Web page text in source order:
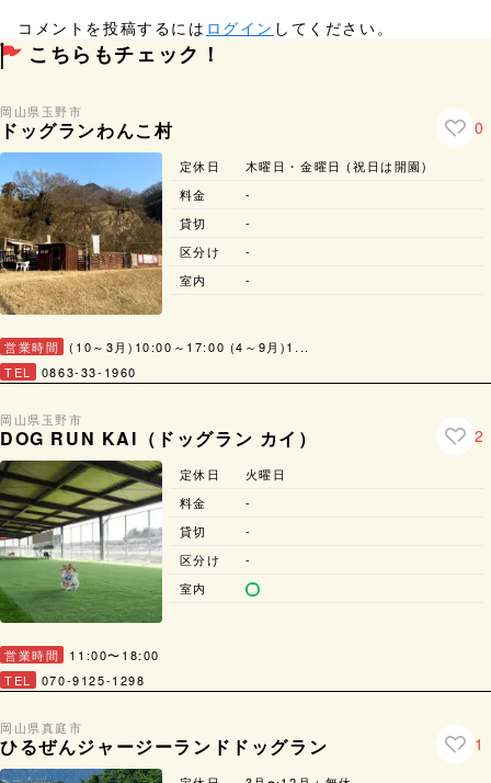
コメントを投稿するには ログイン してください。
こちらもチェック！
岡山県 玉野市
ドッグランわんこ村 0
営業時間
(10～3月)10:00～17:00 (4～9月)1...
TEL
0863-33-1960
定休日
木曜日・金曜日 (祝日は開園)
料金
-
貸切
-
区分け
-
室内
-
岡山県 玉野市
DOG RUN KAI（ドッグラン カイ） 2
営業時間
11:00〜18:00
TEL
070-9125-1298
定休日
火曜日
料金
-
貸切
-
区分け
-
室内
岡山県 真庭市
ひるぜんジャージーランドドッグラン 1